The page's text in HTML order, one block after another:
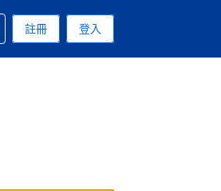
元
言是繁體中文
註冊 登入